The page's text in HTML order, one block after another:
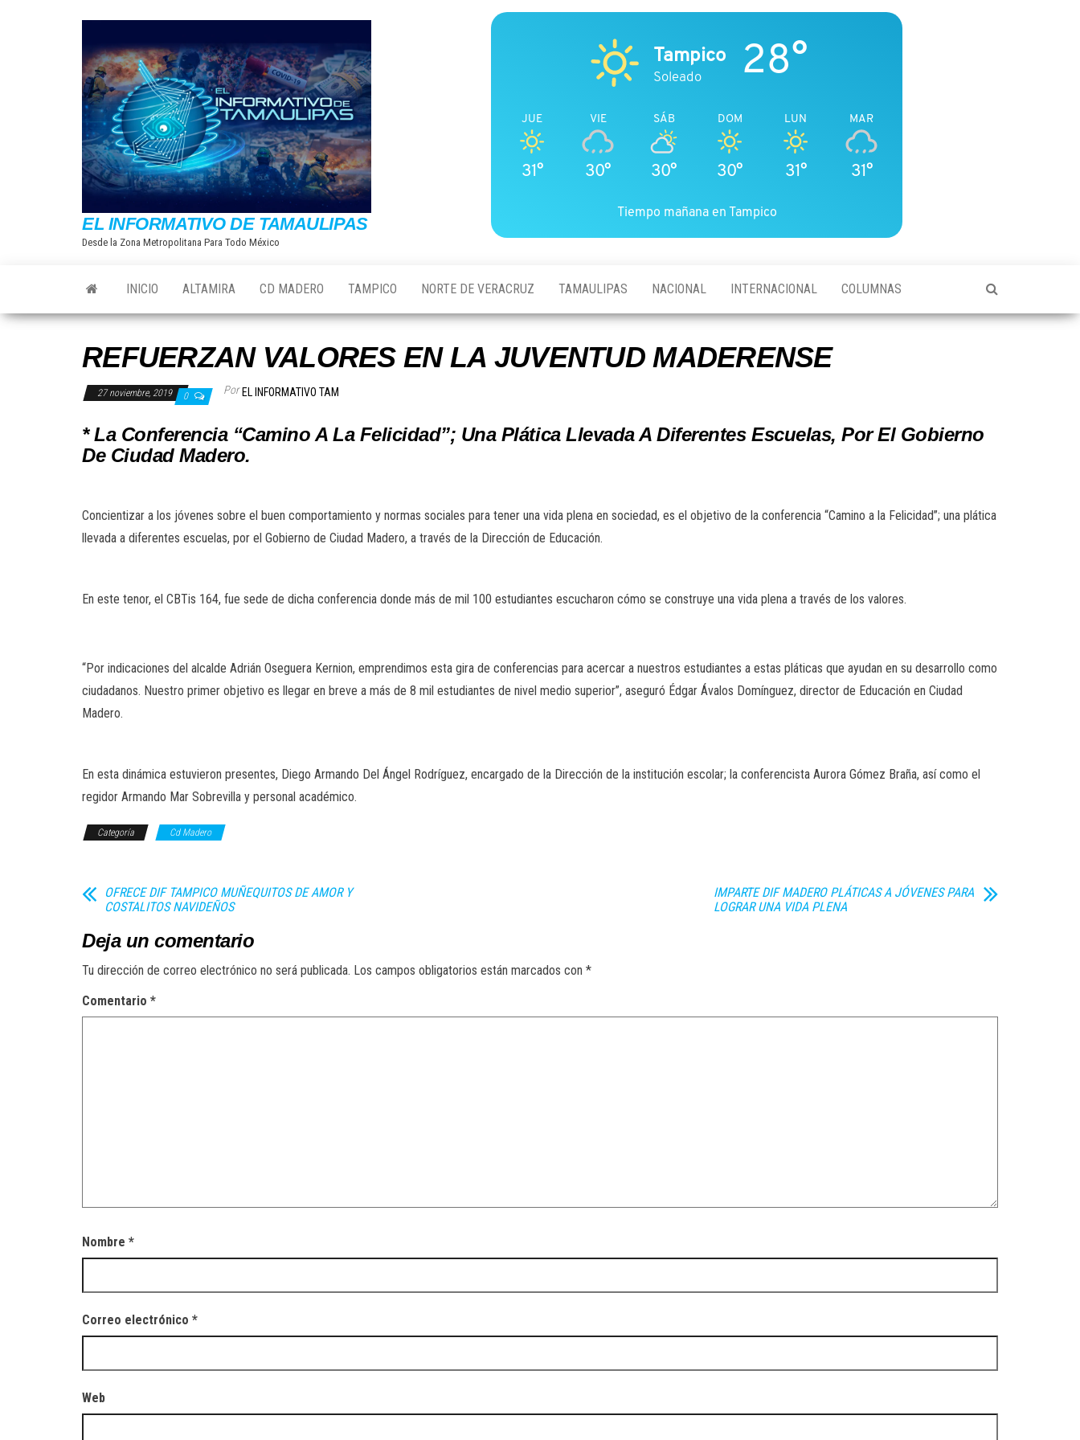
EL INFORMATIVO DE TAMAULIPAS
Desde la Zona Metropolitana Para Todo México
Tampico
Soleado 28°
JUE
31°
VIE
30°
SÁB
30°
DOM
30°
LUN
31°
MAR
31°
Tiempo mañana en Tampico
INICIO ALTAMIRA CD MADERO TAMPICO NORTE DE VERACRUZ TAMAULIPAS NACIONAL INTERNACIONAL COLUMNAS
REFUERZAN VALORES EN LA JUVENTUD MADERENSE
27 noviembre, 2019 0 Por EL INFORMATIVO TAM
* La Conferencia “Camino A La Felicidad”; Una Plática Llevada A Diferentes Escuelas, Por El Gobierno
De Ciudad Madero.
Concientizar a los jóvenes sobre el buen comportamiento y normas sociales para tener una vida plena en sociedad, es el objetivo de la conferencia “Camino a la Felicidad”; una plática
llevada a diferentes escuelas, por el Gobierno de Ciudad Madero, a través de la Dirección de Educación.
En este tenor, el CBTis 164, fue sede de dicha conferencia donde más de mil 100 estudiantes escucharon cómo se construye una vida plena a través de los valores.
“Por indicaciones del alcalde Adrián Oseguera Kernion, emprendimos esta gira de conferencias para acercar a nuestros estudiantes a estas pláticas que ayudan en su desarrollo como
ciudadanos. Nuestro primer objetivo es llegar en breve a más de 8 mil estudiantes de nivel medio superior”, aseguró Édgar Ávalos Domínguez, director de Educación en Ciudad
Madero.
En esta dinámica estuvieron presentes, Diego Armando Del Ángel Rodríguez, encargado de la Dirección de la institución escolar; la conferencista Aurora Gómez Braña, así como el
regidor Armando Mar Sobrevilla y personal académico.
Categoría Cd Madero
OFRECE DIF TAMPICO MUÑEQUITOS DE AMOR Y
COSTALITOS NAVIDEÑOS
IMPARTE DIF MADERO PLÁTICAS A JÓVENES PARA
LOGRAR UNA VIDA PLENA
Deja un comentario
Tu dirección de correo electrónico no será publicada. Los campos obligatorios están marcados con *
Comentario *
Nombre *
Correo electrónico *
Web